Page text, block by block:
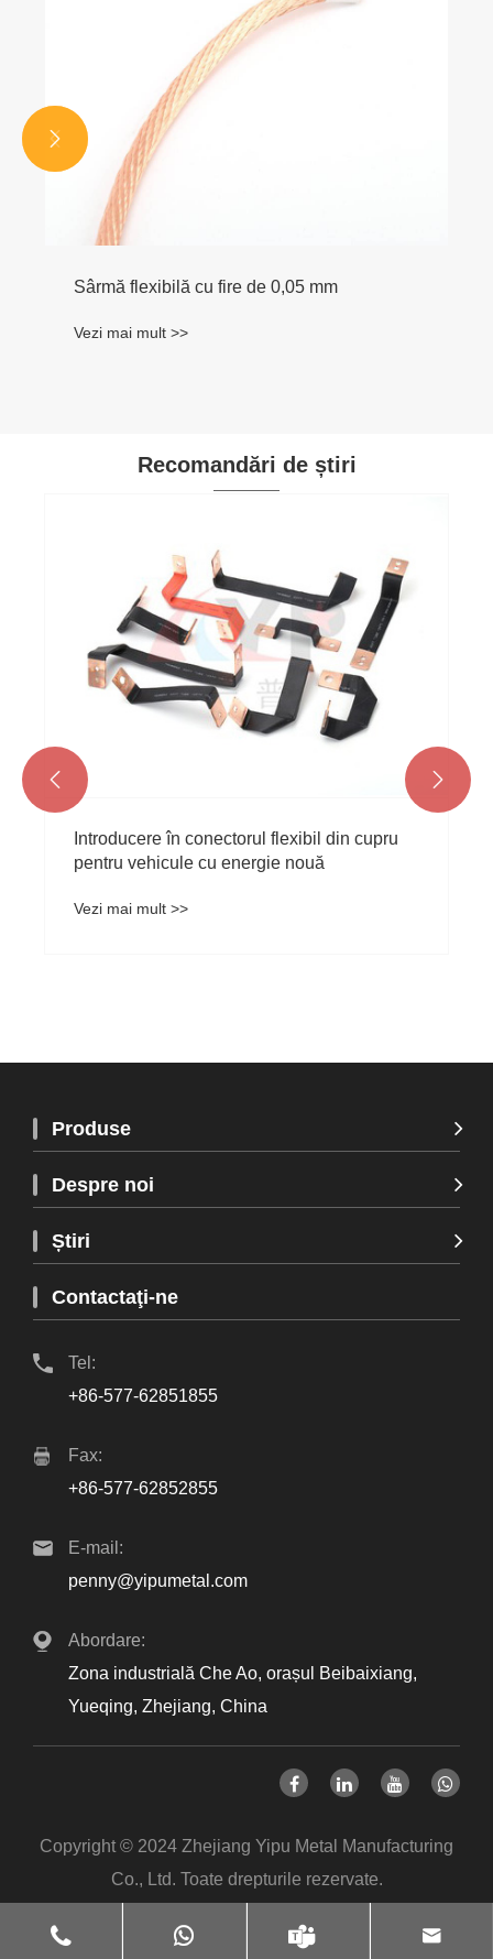
Sârmă flexibilă cu fire de 0,05 mm
Vezi mai mult >>


Recomandări de știri
Introducere în conectorul flexibil din cupru
pentru vehicule cu energie nouă
Vezi mai mult >>
 
Produse
Despre noi
Știri
Contactaţi-ne
Tel:
+86-577-62851855
Fax:
+86-577-62852855
E-mail:
penny@yipumetal.com
Abordare:
Zona industrială Che Ao, orașul Beibaixiang,
Yueqing, Zhejiang, China
Copyright © 2024 Zhejiang Yipu Metal Manufacturing
Co., Ltd. Toate drepturile rezervate.
confidențialitate |
   